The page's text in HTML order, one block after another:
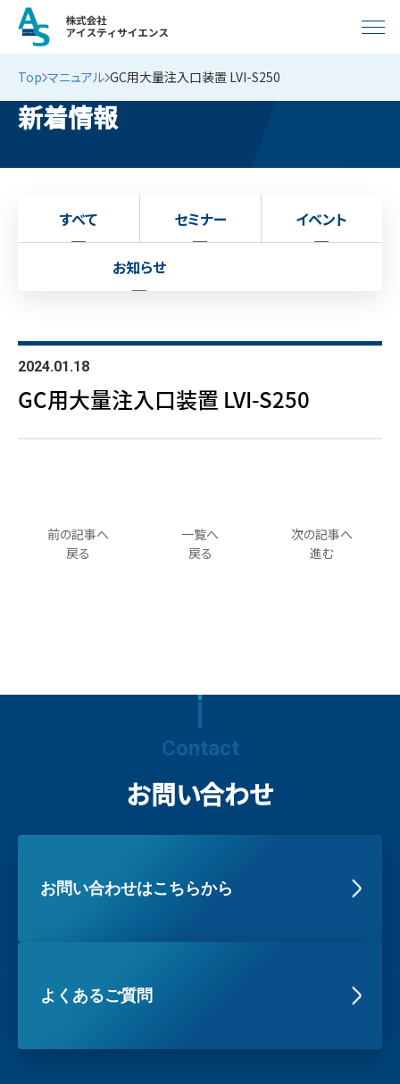
Top マニュアル GC用大量注入口装置 LVI-S250
新着情報
すべて セミナー イベント
お知らせ
2024.01.18
GC用大量注入口装置 LVI-S250
一覧へ
戻る
前の記事へ
戻る
次の記事へ
進む
Contact
お問い合わせ
お問い合わせはこちらから
よくあるご質問